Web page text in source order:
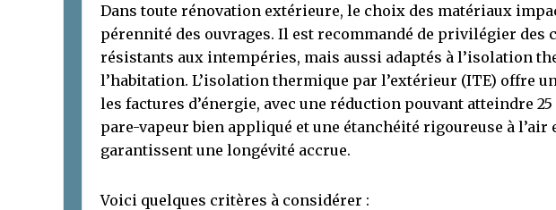
Dans toute rénovation extérieure, le choix des matériaux
pérennité des ouvrages. Il est recommandé de privilégier des
résistants aux intempéries, mais aussi adaptés à l’isolation
l’habitation. L’isolation thermique par l’extérieur (ITE) offre
les factures d’énergie, avec une réduction pouvant atteindre 25
pare-vapeur bien appliqué et une étanchéité rigoureuse à l’air
garantissent une longévité accrue.
Voici quelques critères à considérer :